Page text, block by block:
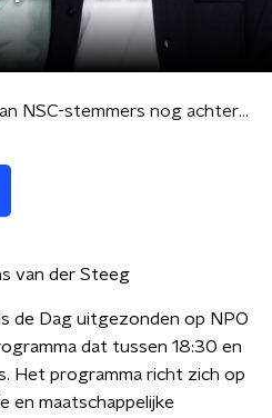
Dit is de Dag: Staan NSC-stemmers nog achter Omtzigt? | Overal betaald parkeren in de stad?
van der Steeg
de Dag uitgezonden op NPO
dat tussen 18:30 en
Het programma richt zich op
en maatschappelijke